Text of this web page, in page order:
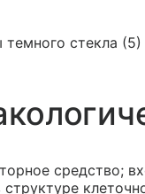
стекла
средство;